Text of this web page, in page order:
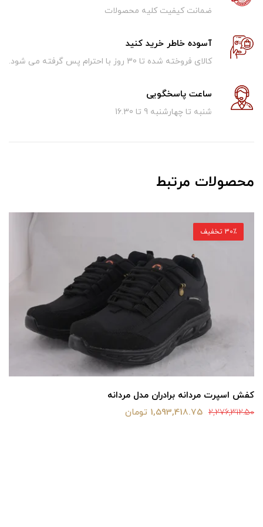
ضمانت کیفیت کلیه محصولات
آسوده خاطر خرید کنید
کالای فروخته شده تا 30 روز با احترام پس گرفته می شود.
ساعت پاسخگویی
شنبه تا چهارشنبه 9 تا 16.30
محصولات مرتبط
کفش اسپرت مردانه برادران مدل مردانه
2,276,312.50 1,593,418.75 تومان
30٪ تخفیف